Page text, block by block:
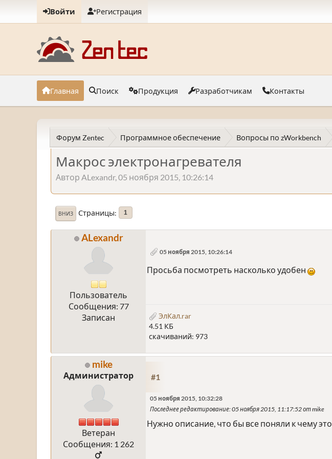
Войти Регистрация
Главная Поиск Продукция Разработчикам Контакты
Форум Zentec Программное обеспечение Вопросы по zWorkbench
Макрос электронагревателя
Автор ALexandr, 05 ноября 2015, 10:26:14
ВНИЗ Страницы 1
ALexandr
Пользователь
Сообщения: 77
Записан
05 ноября 2015, 10:26:14
Просьба посмотреть насколько удобен
ЭлКал.rar
4.51 КБ
скачиваний: 973
mike
Администратор
Ветеран
Сообщения: 1 262
#1
05 ноября 2015, 10:32:28
Последнее редактирование: 05 ноября 2015, 11:17:52 от mike
Нужно описание, что бы все поняли к чему это.